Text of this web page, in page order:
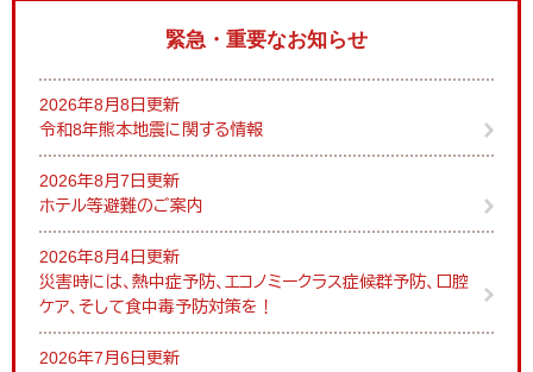
緊急・重要なお知らせ
2026年8月8日更新
令和8年熊本地震に関する情報
2026年8月7日更新
ホテル等避難のご案内
2026年8月4日更新
災害時には、熱中症予防、エコノミークラス症候群予防、口腔
ケア、そして食中毒予防対策を！
2026年7月6日更新